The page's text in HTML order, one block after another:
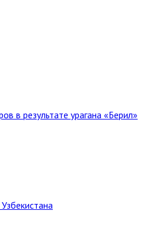
в результате урагана «Берил»